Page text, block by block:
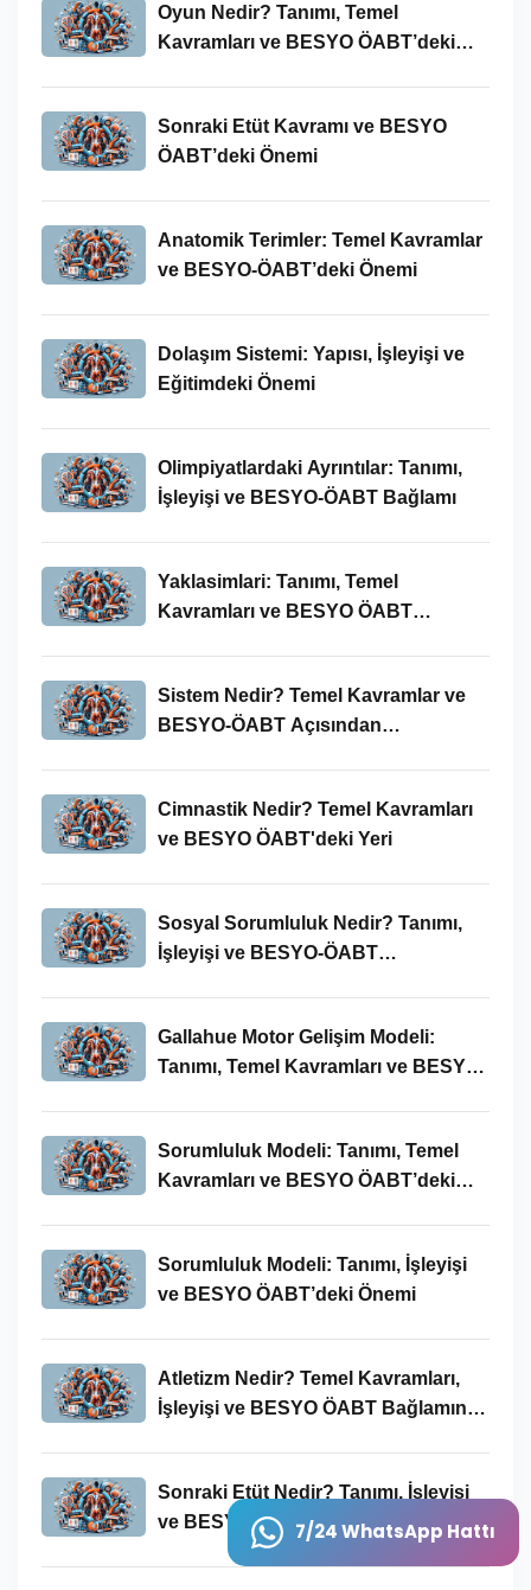
7/24 WhatsApp Hattı
Oyun Nedir? Tanımı, Temel
Kavramları ve BESYO ÖABT’deki
Sonraki Etüt Kavramı ve BESYO
ÖABT’deki Önemi
Anatomik Terimler: Temel Kavramlar
ve BESYO-ÖABT’deki Önemi
Dolaşım Sistemi: Yapısı, İşleyişi ve
Eğitimdeki Önemi
Olimpiyatlardaki Ayrıntılar: Tanımı,
İşleyişi ve BESYO-ÖABT Bağlamı
Yaklasimlari: Tanımı, Temel
Kavramları ve BESYO ÖABT
Sistem Nedir? Temel Kavramlar ve
BESYO-ÖABT Açısından
Cimnastik Nedir? Temel Kavramları
ve BESYO ÖABT'deki Yeri
Sosyal Sorumluluk Nedir? Tanımı,
İşleyişi ve BESYO-ÖABT
Gallahue Motor Gelişim Modeli:
Tanımı, Temel Kavramları ve BESYO-
Sorumluluk Modeli: Tanımı, Temel
Kavramları ve BESYO ÖABT’deki
Sorumluluk Modeli: Tanımı, İşleyişi
ve BESYO ÖABT’deki Önemi
Atletizm Nedir? Temel Kavramları,
İşleyişi ve BESYO ÖABT Bağlamında
Sonraki Etüt Nedir? Tanımı, İşleyişi
ve BESYO ÖABT’deki Yeri